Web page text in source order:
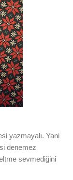
yazmayalı. Yani
denemez
sevmediğini